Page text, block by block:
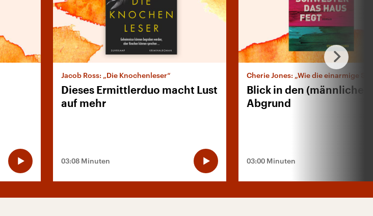
Jacob Ross: „Die Knochenleser“
Dieses Ermittlerduo macht Lust
auf mehr
03:08 Minuten
Blick in den
Abgrund
03:00 Minuten